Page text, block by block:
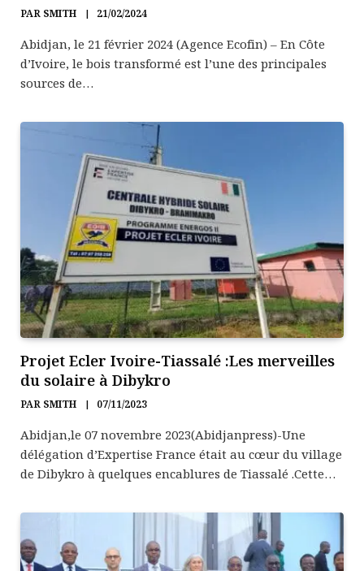
PAR SMITH 21/02/2024
Abidjan, le 21 février 2024 (Agence Ecofin) – En Côte
d’Ivoire, le bois transformé est l’une des principales
sources de…
Projet Ecler Ivoire-Tiassalé :Les merveilles
du solaire à Dibykro
PAR SMITH 07/11/2023
Abidjan,le 07 novembre 2023(Abidjanpress)-Une
délégation d’Expertise France était au cœur du village
de Dibykro à quelques encablures de Tiassalé .Cette…